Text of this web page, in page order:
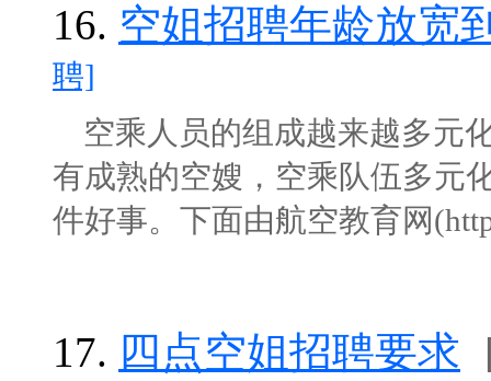
16. 空姐招聘年龄放宽
聘]
空乘人员的组成越来越多元
有成熟的空嫂，空乘队伍多元
件好事。下面由航空教育网
17. 四点空姐招聘要求